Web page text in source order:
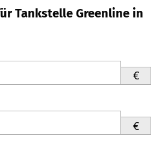
Tankstelle Greenline in
€
€